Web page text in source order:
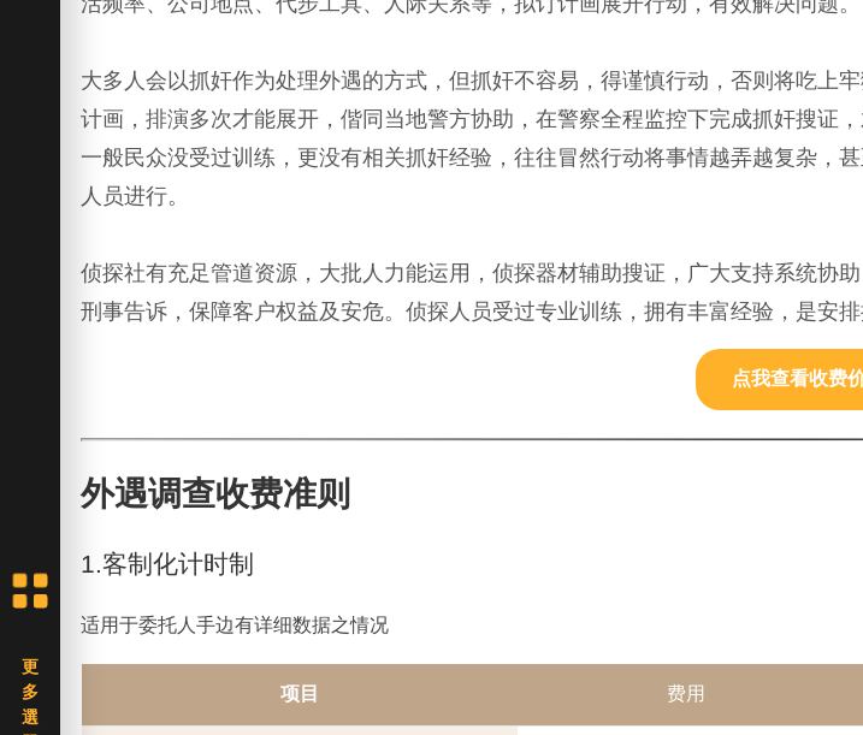
大多人会以抓奸作为处理外遇的方式，但抓奸不容易，得谨慎行动，否则将吃上
计画，排演多次才能展开，偕同当地警方协助，在警察全程监控下完成抓奸搜证，
一般民众没受过训练，更没有相关抓奸经验，往往冒然行动将事情越弄越复杂，
人员进行。
侦探社有充足管道资源，大批人力能运用，侦探器材辅助搜证，广大支持系统协
刑事告诉，保障客户权益及安危。侦探人员受过专业训练，拥有丰富经验，是安
点我查看收费
外遇调查收费准则
1.客制化计时制
适用于委托人手边有详细数据之情况
项目 费用